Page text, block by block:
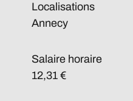
Localisations
Annecy
Salaire horaire
12,31 €